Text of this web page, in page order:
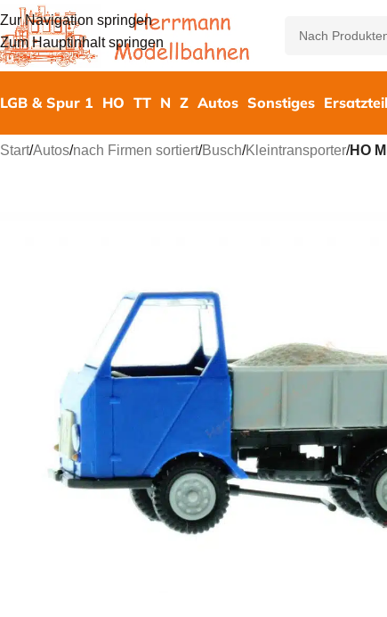
Zur Navigation springen
Zum Hauptinhalt springen
LGB & Spur 1 HO TT N Z Autos Sonstiges
Start/Autos/nach Firmen sortiert/Busch/Kleintransporter/HO